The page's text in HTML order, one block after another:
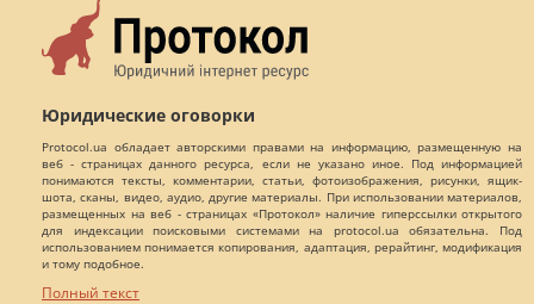
Юридические оговорки
Protocol.ua обладает авторскими правами на информацию, размещенную на
веб - страницах данного ресурса, если не указано иное. Под информацией
понимаются тексты, комментарии, статьи, фотоизображения, рисунки, ящик-
шота, сканы, видео, аудио, другие материалы. При использовании материалов,
размещенных на веб - страницах «Протокол» наличие гиперссылки открытого
для индексации поисковыми системами на protocol.ua обязательна. Под
использованием понимается копирования, адаптация, рерайтинг, модификация
и тому подобное.
Полный текст